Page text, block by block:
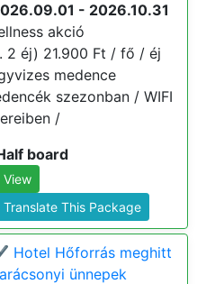
- 2026.10.31
akció
2 éj) 21.900 Ft / fő / éj
medence
szezonban / WIFI
/
board
View
Translate This Package
Hotel Hőforrás meghitt
ünnepek